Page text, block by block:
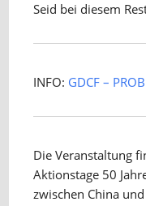
Seid bei diesem
INFO: GDCF –
Die Veranstaltung
Aktionstage 50
zwischen China